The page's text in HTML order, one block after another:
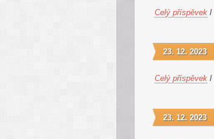
Celý příspěvek /
23. 12. 2023
Celý příspěvek /
23. 12. 2023